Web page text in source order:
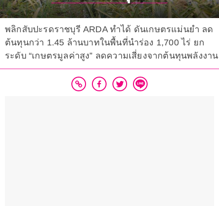
พลิกสับปะรดราชบุรี ARDA ทำได้ ดันเกษตรแม่นยำ ลด
ต้นทุนกว่า 1.45 ล้านบาทในพื้นที่นำร่อง 1,700 ไร่ ยก
ระดับ “เกษตรมูลค่าสูง” ลดความเสี่ยงจากต้นทุนพลังงาน